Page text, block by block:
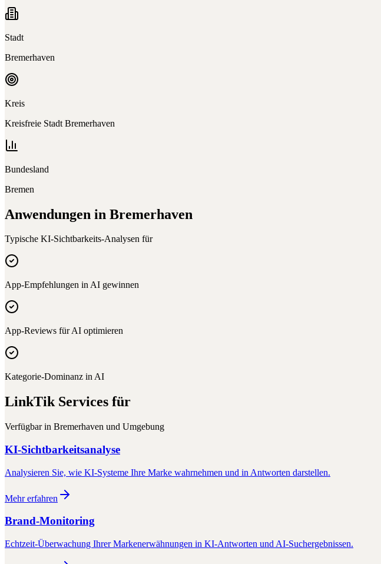
Stadt
Bremerhaven
Kreis
Kreisfreie Stadt Bremerhaven
Bundesland
Bremen
Anwendungen in Bremerhaven
Typische KI-Sichtbarkeits-Analysen für
App-Empfehlungen in AI gewinnen
App-Reviews für AI optimieren
Kategorie-Dominanz in AI
LinkTik Services für
Verfügbar in Bremerhaven und Umgebung
KI-Sichtbarkeitsanalyse
Analysieren Sie, wie KI-Systeme Ihre Marke wahrnehmen und in Antworten darstellen.
Mehr erfahren
Brand-Monitoring
Echtzeit-Überwachung Ihrer Markenerwähnungen in KI-Antworten und AI-Suchergebnissen.